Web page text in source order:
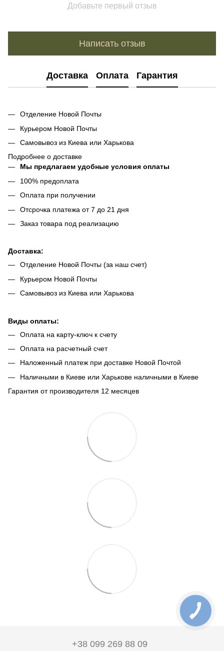
Добавьте первый отзыв
Написать отзыв
Доставка Оплата Гарантия
Отделение Новой Почты
Курьером Новой Почты
Самовывоз из Киева или Харькова
Подробнее о доставке
Мы предлагаем удобные условия оплаты
100% предоплата
Оплата при получении
Отсрочка платежа от 7 до 21 дня
Заказ товара под реализацию
Доставка:
Отделение Новой Почты (за наш счет)
Курьером Новой Почты
Самовывоз из Киева или Харькова
Виды оплаты:
Оплата на карту-ключ к счету
Оплата на расчетный счет
Наложенный платеж при доставке Новой Почтой
Наличными в Киеве или Харькове наличными в Киеве
Гарантия от производителя 12 месяцев
+38 099 269 88 09